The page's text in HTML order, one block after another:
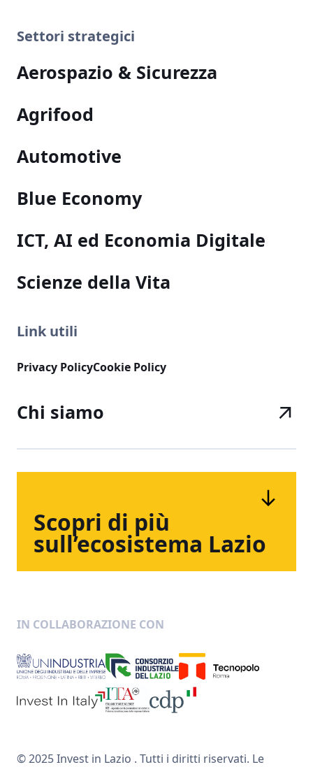
Settori strategici
Aerospazio & Sicurezza
Agrifood
Automotive
Blue Economy
ICT, AI ed Economia Digitale
Scienze della Vita
Link utili
Privacy PolicyCookie Policy
Chi siamo
Scopri di più
sull’ecosistema Lazio
IN COLLABORAZIONE CON
© 2025 Invest in Lazio . Tutti i diritti riservati. Le